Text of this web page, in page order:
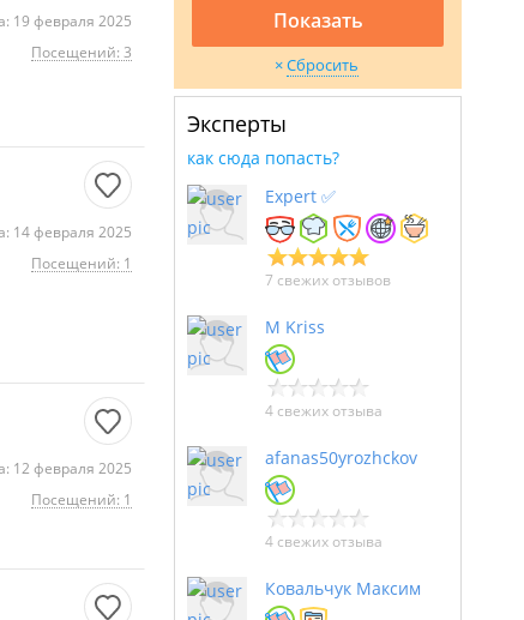
19 февраля 2025
Посещений: 3
14 февраля 2025
Посещений: 1
12 февраля 2025
Посещений: 1
Показать
Сбросить
Эксперты
как сюда попасть?
Expert ✅
7 свежих отзывов
M Kriss
4 свежих отзыва
afanas50yrozhckov
4 свежих отзыва
Ковальчук Максим